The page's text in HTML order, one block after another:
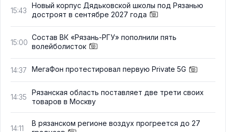
15:43
Новый корпус Дядьковской школы под Рязанью
достроят в сентябре 2027 года
15:00
Состав ВК «Рязань-РГУ» пополнили пять
волейболисток
14:37 МегаФон протестировал первую Private 5G
14:35
Рязанская область поставляет две трети своих
товаров в Москву
14:11
В рязанском регионе воздух прогреется до 27